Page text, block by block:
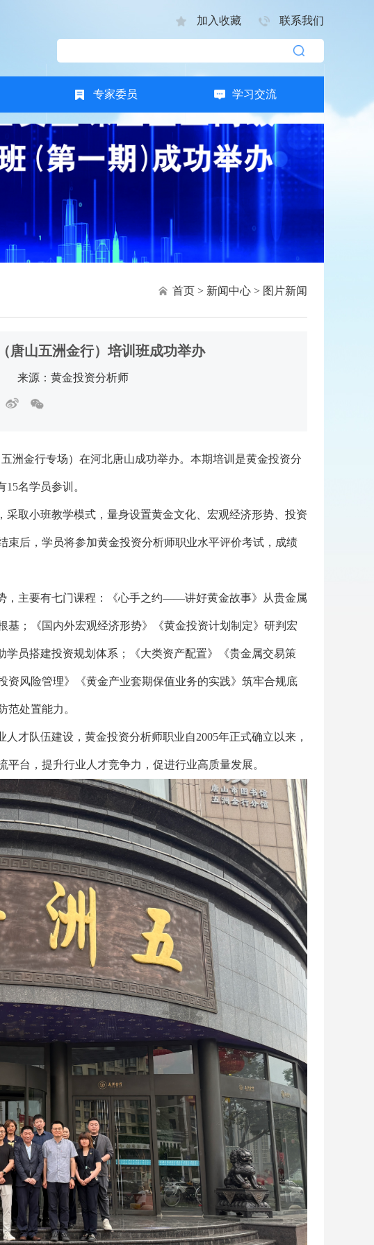
加入收藏 联系我们
专家委员 学习交流
首页 > 新闻中心 > 图片新闻
唐山五洲金行）培训班成功举办
来源：黄金投资分析师
洲金行专场）在河北唐山成功举办。本期培训是黄金投资分
名学员参训。
取小班教学模式，量身设置黄金文化、宏观经济形势、投资
后，学员将参加黄金投资分析师职业水平评价考试，成绩
，主要有七门课程：《心手之约——讲好黄金故事》从贵金属
；《国内外宏观经济形势》《黄金投资计划制定》研判宏
员搭建投资规划体系；《大类资产配置》《贵金属交易策
风险管理》《黄金产业套期保值业务的实践》筑牢合规底
范处置能力。
才队伍建设，黄金投资分析师职业自2005年正式确立以来，
台，提升行业人才竞争力，促进行业高质量发展。